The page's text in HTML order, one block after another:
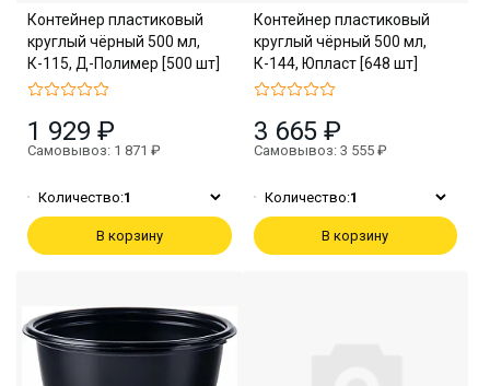
Контейнер пластиковый
круглый чёрный 500 мл,
К-115, Д-Полимер [500 шт]
1 929 ₽
Самовывоз: 1 871 ₽
Количество:1
В корзину
Контейнер пластиковый
круглый чёрный 500 мл,
К-144, Юпласт [648 шт]
3 665 ₽
Самовывоз: 3 555 ₽
Количество:1
В корзину